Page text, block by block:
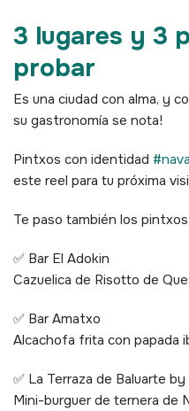
3 lugares y 3
probar
Es una ciudad con alma, y
su gastronomía se nota!
Pintxos con identidad
este reel para tu próxima
Te paso también los
✅ Bar El Adokin
Cazuelica de Risotto de
✅ Bar Amatxo
Alcachofa frita con papada
✅ La Terraza de Baluarte
Mini-burguer de ternera de